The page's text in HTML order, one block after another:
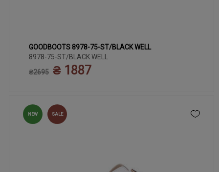
36 37 38 39 40 41
GOODBOOTS 8978-75-ST/BLACK WELL
8978-75-ST/BLACK WELL
₴2695 ₴ 1887
NEW SALE